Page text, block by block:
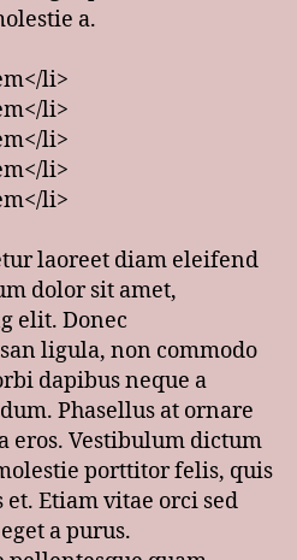
a.
li>
li>
li>
li>
li>
laoreet diam eleifend
dolor sit amet,
elit. Donec
ligula, non commodo
dapibus neque a
Phasellus at ornare
eros. Vestibulum dictum
porttitor felis, quis
Etiam vitae orci sed
a purus.